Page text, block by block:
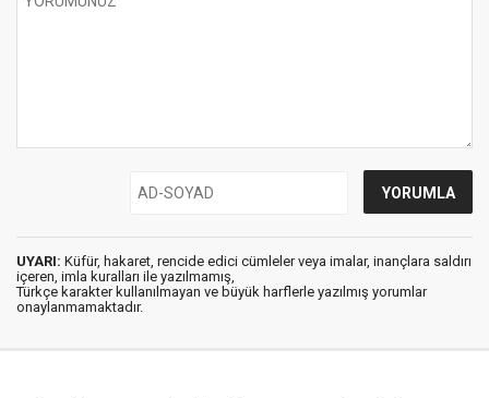
UYARI: Küfür, hakaret, rencide edici cümleler veya imalar, inançlara saldırı
içeren, imla kuralları ile yazılmamış,
Türkçe karakter kullanılmayan ve büyük harflerle yazılmış yorumlar
onaylanmamaktadır.